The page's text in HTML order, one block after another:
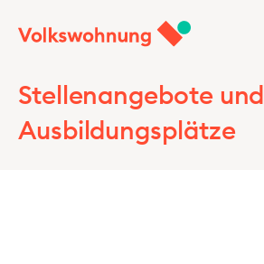
Stellenangebote und
Ausbildungsplätze